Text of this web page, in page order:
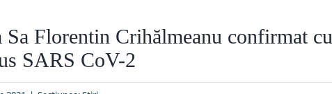
Sa Florentin Crihălmeanu confirmat cu
SARS CoV-2